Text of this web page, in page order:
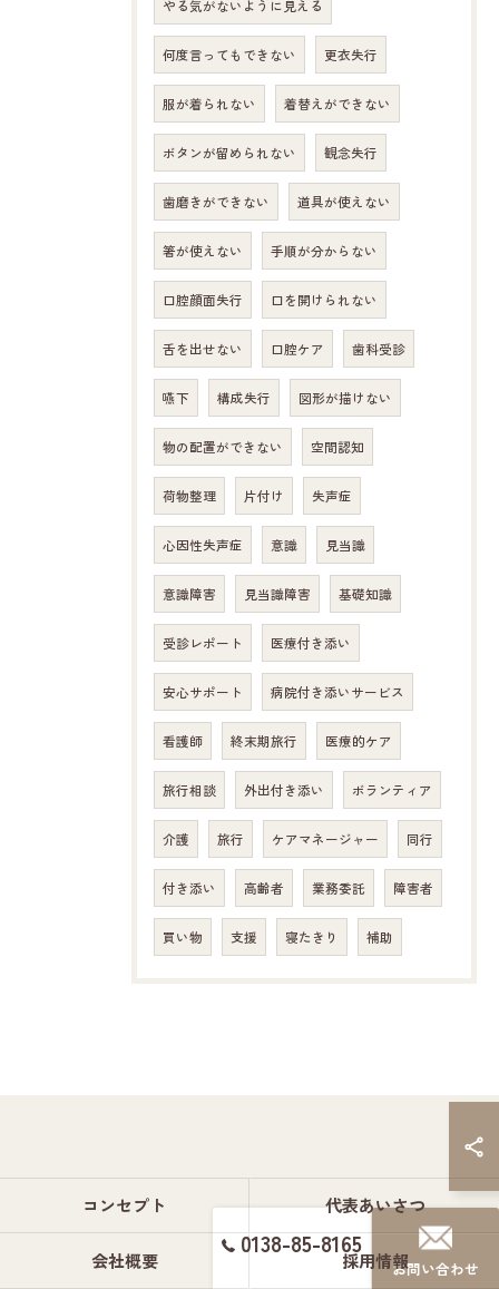
やる気がないように見える
何度言ってもできない 更衣失行
服が着られない 着替えができない
ボタンが留められない 観念失行
歯磨きができない 道具が使えない
箸が使えない 手順が分からない
口腔顔面失行 口を開けられない
舌を出せない 口腔ケア 歯科受診
嚥下 構成失行 図形が描けない
物の配置ができない 空間認知
荷物整理 片付け 失声症
心因性失声症 意識 見当識
意識障害 見当識障害 基礎知識
受診レポート 医療付き添い
安心サポート 病院付き添いサービス
看護師 終末期旅行 医療的ケア
旅行相談 外出付き添い ボランティア
介護 旅行 ケアマネージャー 同行
付き添い 高齢者 業務委託 障害者
買い物 支援 寝たきり 補助
0138-85-8165
お問い合わせ
コンセプト 代表あいさつ
会社概要 採用情報